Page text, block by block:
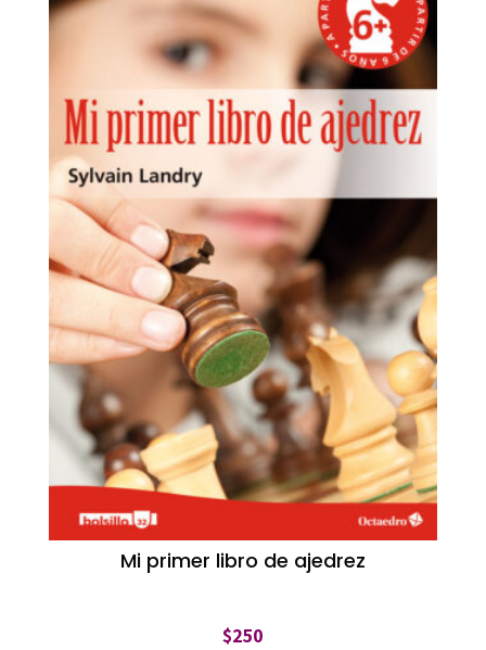
Mi primer libro de ajedrez
$250